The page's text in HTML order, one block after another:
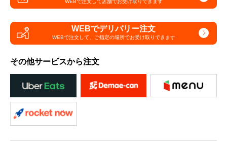
WEBで注文して店舗でお受け取りできます
WEBでデリバリー注文
WEBで注文して、 ご指定の場所でお受け取りできます
その他サービスから注文